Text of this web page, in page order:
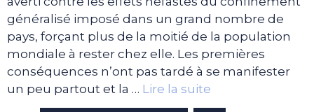
généralisé imposé dans un grand nombre de
pays, forçant plus de la moitié de la population
mondiale à rester chez elle. Les premières
conséquences n’ont pas tardé à se manifester
un peu partout et la … Lire la suite